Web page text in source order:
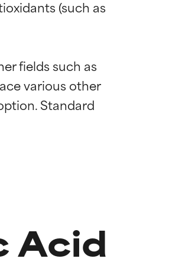
(such as
fields such as
various other
Standard
Acid